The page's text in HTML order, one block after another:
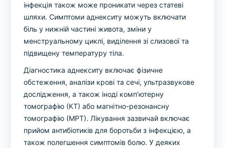
інфекція також може проникати через статеві
шляхи. Симптоми аднекситу можуть включати
біль у нижній частині живота, зміни у
менструальному циклі, виділення зі слизової та
підвищену температуру тіла.
Діагностика аднекситу включає фізичне
обстеження, аналізи крові та сечі, ультразвукове
дослідження, а також іноді комп’ютерну
томографію (КТ) або магнітно-резонансну
томографію (МРТ). Лікування зазвичай включає
прийом антибіотиків для боротьби з інфекцією, а
також полегшення симптомів болю. У деяких